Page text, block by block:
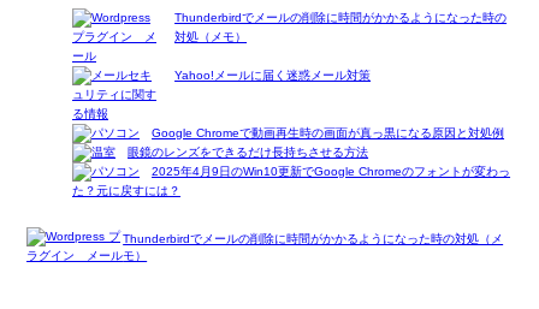
Thunderbirdでメールの削除に時間がかかるようになった時の
対処（メモ）
Yahoo!メールに届く迷惑メール対策
Google Chromeで動画再生時の画面が真っ黒になる原因と対処例
眼鏡のレンズをできるだけ長持ちさせる方法
2025年4月9日のWin10更新でGoogle Chromeのフォントが変わっ
た？元に戻すには？
Thunderbirdでメールの削除に時間がかかるようになった時の対処（メ
モ）